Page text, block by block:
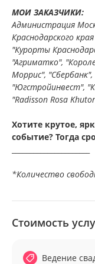
МОИ ЗАКАЗЧИКИ:
Администрация
Краснодарского
"Курорты
"Агриматко",
Моррис",
"Югстройинвест",
"Radisson Rosa
Хотите крутое,
событие? Тогда
*Количество
Стоимость
Ведение